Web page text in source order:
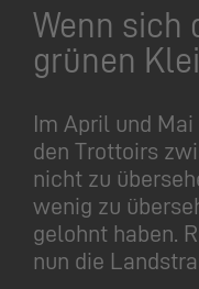
Wenn sich
grünen
Im April und
den Trottoirs
nicht zu
wenig zu
gelohnt haben.
nun die